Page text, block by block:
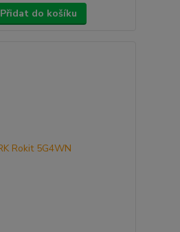
Přidat do košíku